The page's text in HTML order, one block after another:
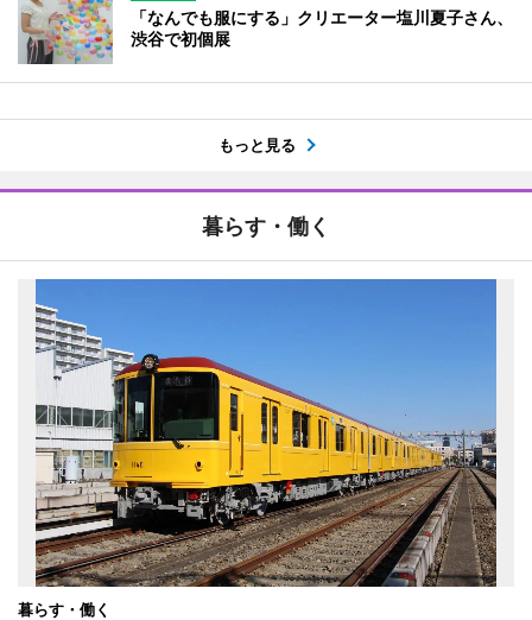
「なんでも服にする」クリエーター塩川夏子さん、
渋谷で初個展
もっと見る
暮らす・働く
暮らす・働く